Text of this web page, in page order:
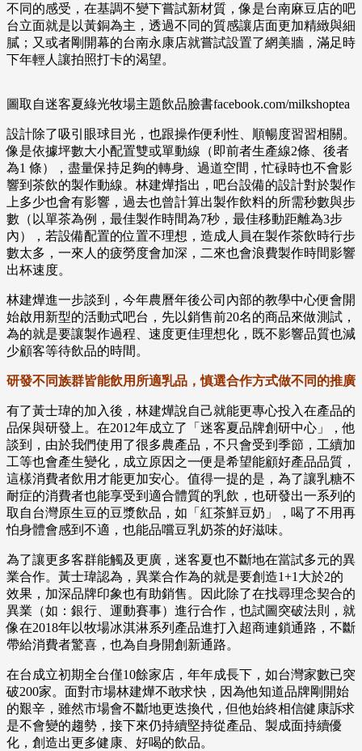
不同的感受，在基調不變下嘗試新材質，像是台南麻豆店的吧
台立面就是以黃銅為主，透過不同的質感讓店面更加精緻與細
膩；又或者剛開幕的台南永康店就嘗試設置了網美牆，滿足時
下年輕人讓拍照打卡的渴望。
圖取自迷客夏綠光牧場主題飲品臉書facebook.com/milkshoptea
設計除了吸引眼球目光，也跟操作便利性、順暢度習習相關。
像是依據坪數大小配置雙或單動線（即前者生產線2條、後者
為1 條），盡量保持足夠的轉身、過道空間，忙碌時也不會影
響到茶飲的製作動線。林建燁指出，吧台設備的設計對於製作
上多少也會有影響，過去也曾計算出製作飲料的所需秒數與步
數（以單茶為例，最佳製作時間為7秒，最佳移動距離為3步
內），若設備配置的位置不理想，造成人員在製作茶飲時行步
數太多，一來人的疲勞度會加深，二來也會浪費製作時間影響
出杯速度。
林建燁進一步談到，今年農曆年後公司內部的教學中心便會開
始啟用新型的活動式吧台，先以銷售前20名的商品來做測試，
為的就是要讓製作過程、速度更佳理想化，既不影響品質也減
少顧客等待飲品的時間。
研發不同族群皆能飲用所適乳品，慎選合作方式做不同的推廣
有了黃士瑋的加入後，林建燁說自己就能更專心投入在產品的
品保與研發上。在2012年成立了「迷客夏品牌創研中心」，他
談到，由於我們使用了很多農產品，不只會受到季節，工續加
工等也會產生變化，成立原因之一便是希望能顧好產品品質，
這樣消費者飲用才能更加安心。值得一提的是，為了讓乳糖不
耐症的消費者也能享受到適合體質的乳飲，也研發出一系列的
取自台灣原生豆的豆漿飲品，如「紅茶鮮豆奶」，喝了不用再
怕身體會感到不適，也能品嚐豆乳奶茶的好滋味。
為了讓更多客群能觸及更廣，迷客夏也不斷地在當試多元的異
業合作。黃士瑋認為，異業合作為的就是要創造1+1大於2的
效果，加深品牌印象也有助銷售。因此除了在找尋理念契合的
異業（如：銀行、運動賽事）進行合作，也試圖突破法則，就
像在2018年以牧場冰淇淋系列產品進打入超商連鎖通路，不斷
帶給消費者驚喜，也為自身開創新通路。
在台成立初期全台僅10餘家店，年年成長下，如台灣家數已突
破200家。面對市場林建燁不敢求快，因為他知道品牌剛開始
的艱辛，雖然市場會不斷地更迭換代，但他始終相信健康訴求
是不會變的趨勢，接下來仍持續堅持從產品、製成面持續優
化，創造出更多健康、好喝的飲品。